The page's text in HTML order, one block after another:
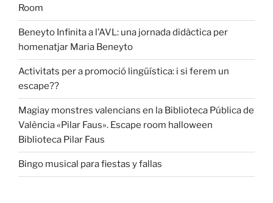
Room
Beneyto Infinita a l’AVL: una jornada didàctica per
homenatjar Maria Beneyto
Activitats per a promoció lingüística: i si ferem un
escape??
Magiay monstres valencians en la Biblioteca Pública de
València «Pilar Faus». Escape room halloween
Biblioteca Pilar Faus
Bingo musical para fiestas y fallas